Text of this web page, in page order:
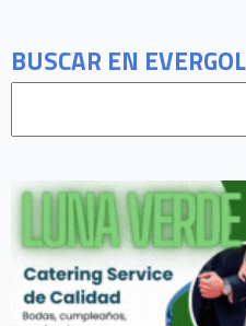
BUSCAR EN EVERGOL